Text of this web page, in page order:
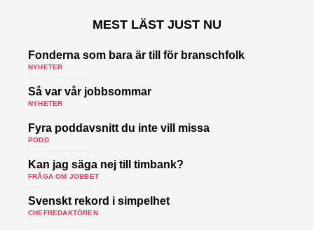
MEST LÄST JUST NU
Fonderna som bara är till för branschfolk
NYHETER
Så var vår jobbsommar
NYHETER
Fyra poddavsnitt du inte vill missa
PODD
Kan jag säga nej till timbank?
FRÅGA OM JOBBET
Svenskt rekord i simpelhet
CHEFREDAKTÖREN